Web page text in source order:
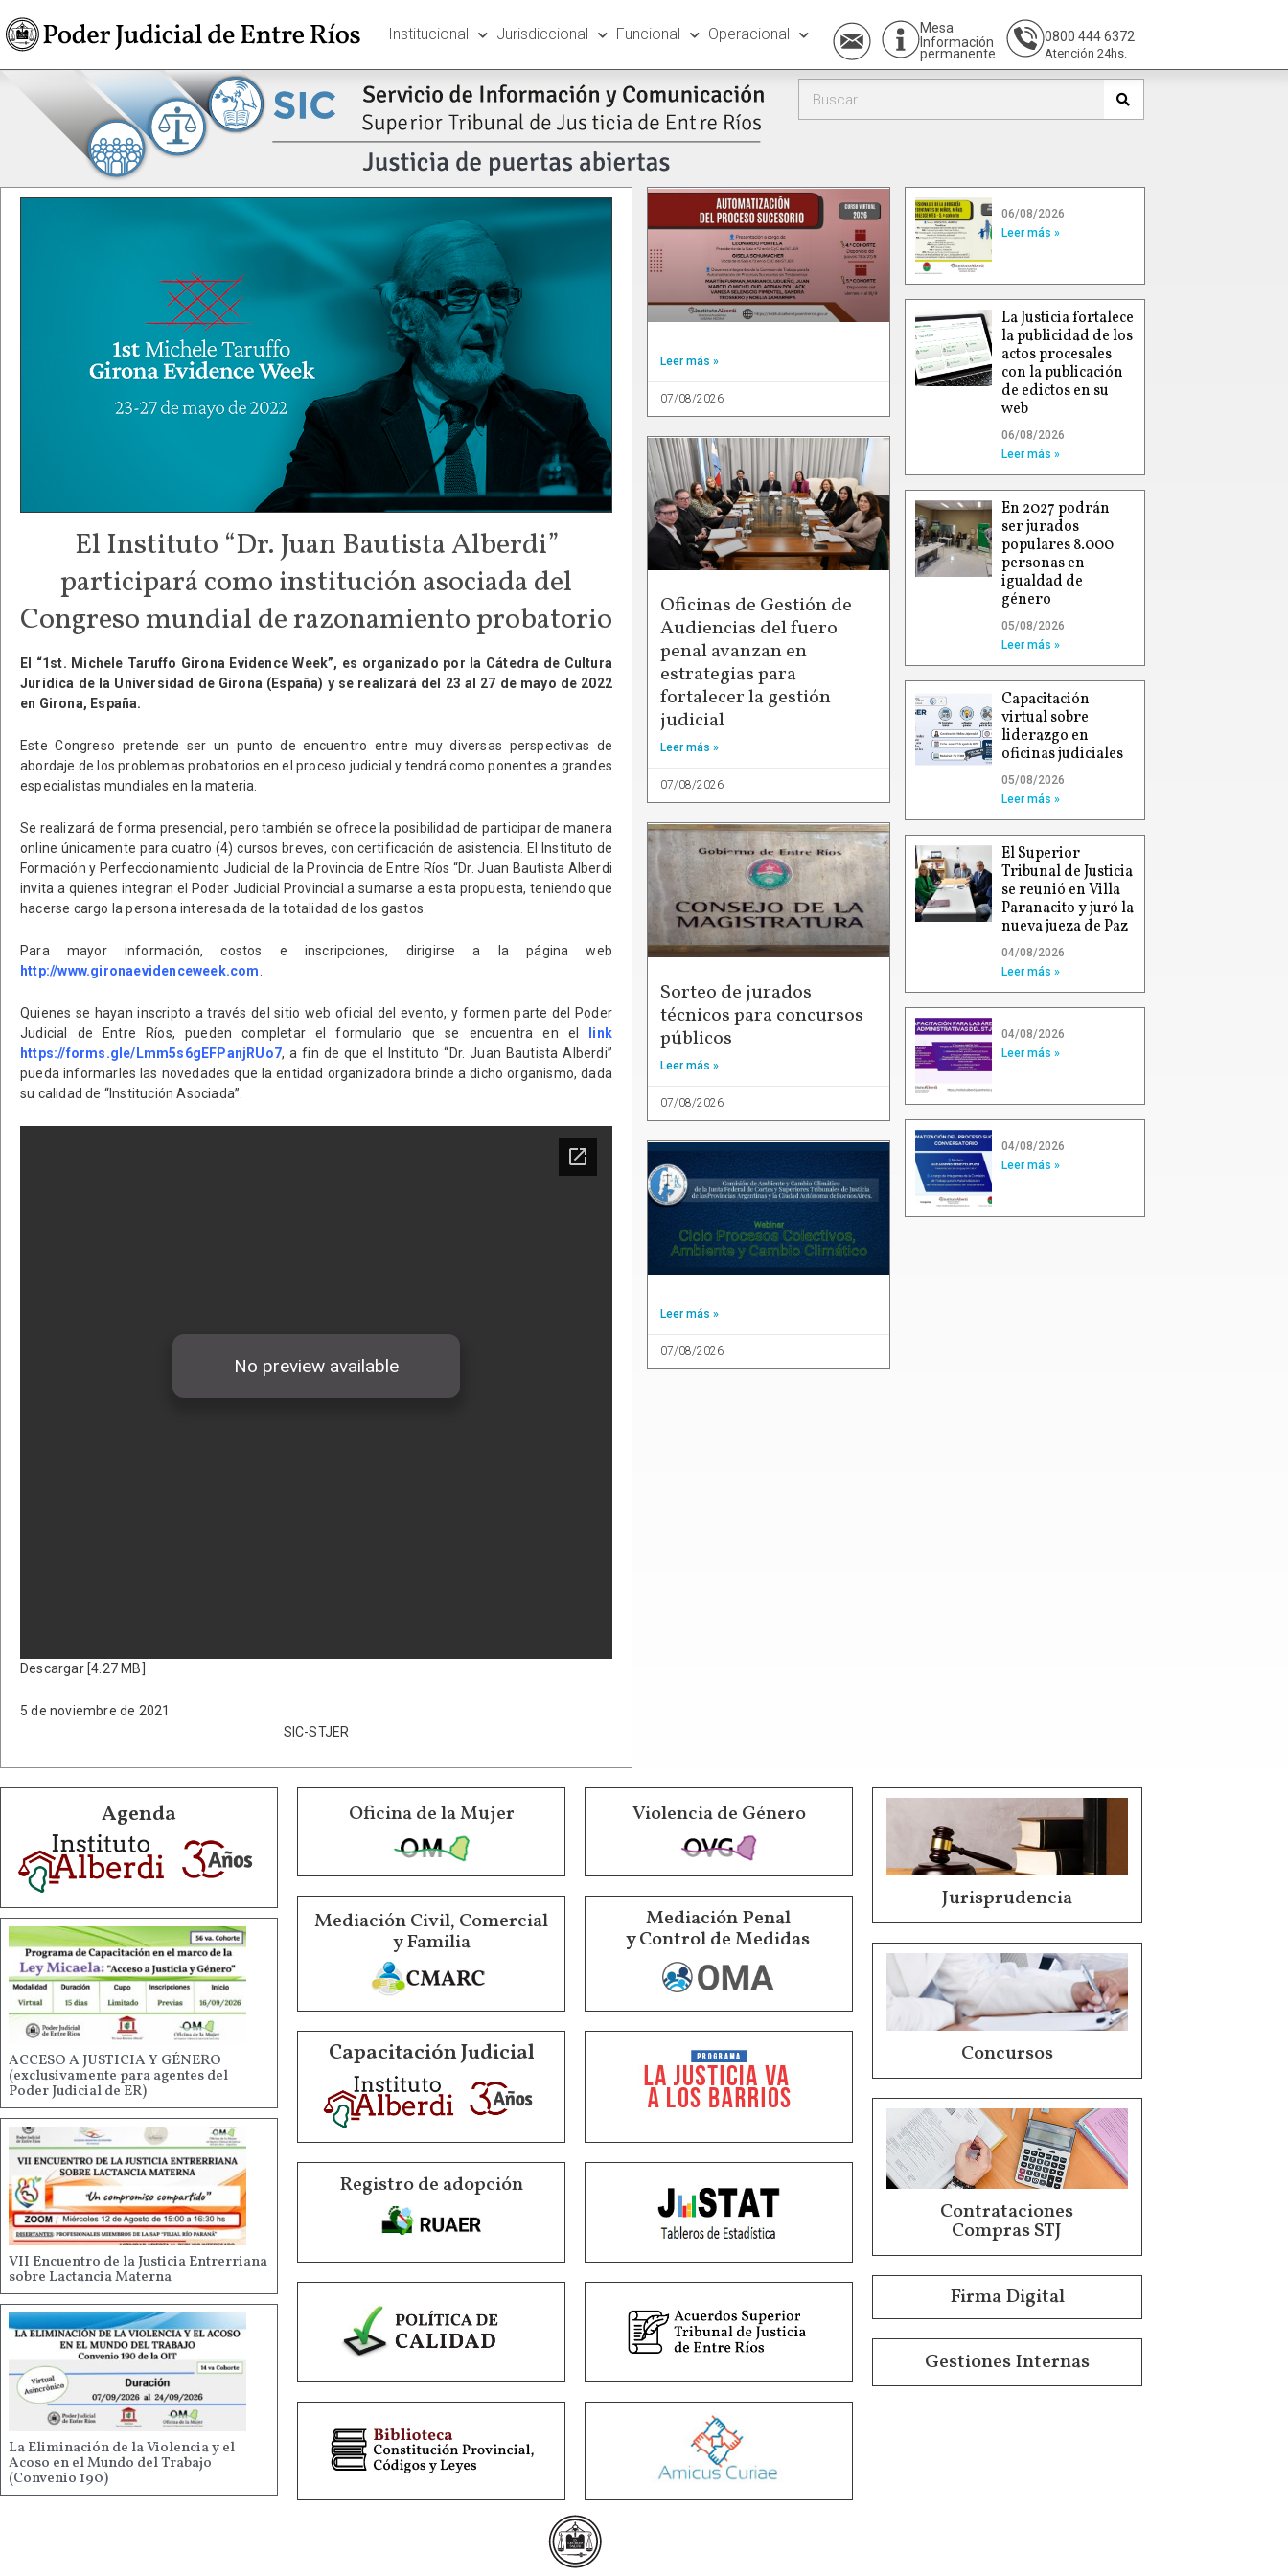
Institucional Jurisdiccional Funcional Operacional
Mesa
Información
permanente
0800 444 6372
Atención 24hs.
El Instituto “Dr. Juan Bautista Alberdi”
participará como institución asociada del
Congreso mundial de razonamiento probatorio
El “1st. Michele Taruffo Girona Evidence Week”, es organizado por la Cátedra de Cultura
Jurídica de la Universidad de Girona (España) y se realizará del 23 al 27 de mayo de 2022
en Girona, España.
Este Congreso pretende ser un punto de encuentro entre muy diversas perspectivas de
abordaje de los problemas probatorios en el proceso judicial y tendrá como ponentes a grandes
especialistas mundiales en la materia.
Se realizará de forma presencial, pero también se ofrece la posibilidad de participar de manera
online únicamente para cuatro (4) cursos breves, con certificación de asistencia. El Instituto de
Formación y Perfeccionamiento Judicial de la Provincia de Entre Ríos “Dr. Juan Bautista Alberdi
invita a quienes integran el Poder Judicial Provincial a sumarse a esta propuesta, teniendo que
hacerse cargo la persona interesada de la totalidad de los gastos.
Para mayor información, costos e inscripciones, dirigirse a la página web
http://www.gironaevidenceweek.com.
Quienes se hayan inscripto a través del sitio web oficial del evento, y formen parte del Poder
Judicial de Entre Ríos, pueden completar el formulario que se encuentra en el
link
https://forms.gle/Lmm5s6gEFPanjRUo7, a fin de que el Instituto “Dr. Juan Bautista Alberdi”
pueda informarles las novedades que la entidad organizadora brinde a dicho organismo, dada
su calidad de “Institución Asociada”.
Descargar [4.27 MB]
5 de noviembre de 2021
SIC-STJER
Leer más »
07/08/2026
Oficinas de Gestión de
Audiencias del fuero
penal avanzan en
estrategias para
fortalecer la gestión
judicial
Leer más »
07/08/2026
Sorteo de jurados
técnicos para concursos
públicos
Leer más »
07/08/2026
Leer más »
07/08/2026
06/08/2026
Leer más »
La Justicia fortalece
la publicidad de los
actos procesales
con la publicación
de edictos en su
web
06/08/2026
Leer más »
En 2027 podrán
ser jurados
populares 8.000
personas en
igualdad de
género
05/08/2026
Leer más »
Capacitación
virtual sobre
liderazgo en
oficinas judiciales
05/08/2026
Leer más »
El Superior
Tribunal de Justicia
se reunió en Villa
Paranacito y juró la
nueva jueza de Paz
04/08/2026
Leer más »
04/08/2026
Leer más »
04/08/2026
Leer más »
Agenda
ACCESO A JUSTICIA Y GÉNERO
(exclusivamente para agentes del
Poder Judicial de ER)
VII Encuentro de la Justicia Entrerriana
sobre Lactancia Materna
La Eliminación de la Violencia y el
Acoso en el Mundo del Trabajo
(Convenio 190)
Oficina de la Mujer Violencia de Género
Mediación Civil, Comercial
y Familia
Mediación Penal
y Control de Medidas
Capacitación Judicial
Registro de adopción
Jurisprudencia
Concursos
Contrataciones
Compras STJ
Firma Digital
Gestiones Internas